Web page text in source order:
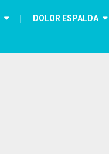
DOLOR ESPALDA